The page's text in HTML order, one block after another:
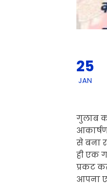
25
JAN
गुलाब
से बना
ही एक
प्रकट
आपना